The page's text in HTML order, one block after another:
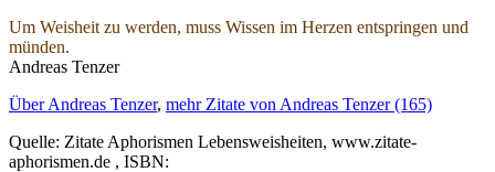
Um Weisheit zu werden, muss Wissen im Herzen entspringen und
münden.
Andreas Tenzer
Über Andreas Tenzer, mehr Zitate von Andreas Tenzer (165)
Quelle: Zitate Aphorismen Lebensweisheiten, www.zitate-
aphorismen.de , ISBN: